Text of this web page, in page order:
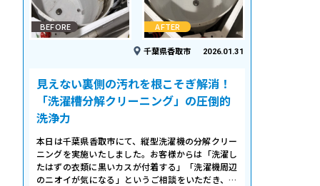
BEFORE AFTER
千葉県香取市 2026.01.31
見えない裏側の汚れを根こそぎ解消！
「洗濯槽分解クリーニング」の圧倒的
洗浄力
本日は千葉県香取市にて、縦型洗濯機の分解クリー
ニングを実施いたしました。お客様からは「洗濯し
たはずの衣類に黒いカスが付着する」「洗濯機周辺
のニオイが気になる」というご相談をいただき、内